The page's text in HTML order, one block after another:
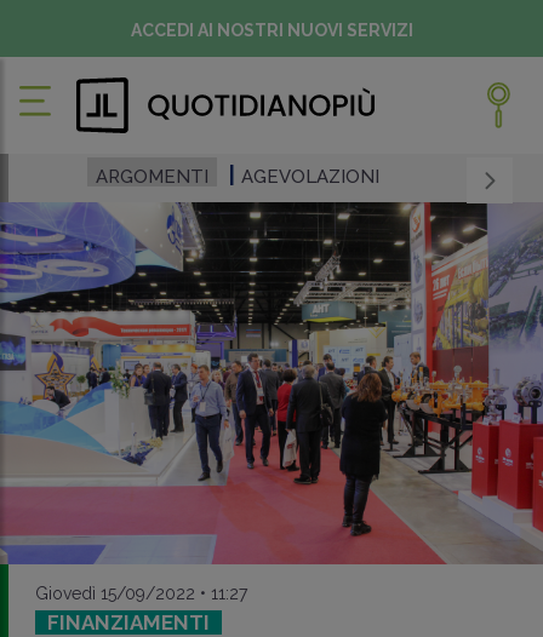
ACCEDI AI NOSTRI NUOVI SERVIZI
ARGOMENTI AGEVOLAZIONI
Giovedì 15/09/2022 • 11:27
FINANZIAMENTI